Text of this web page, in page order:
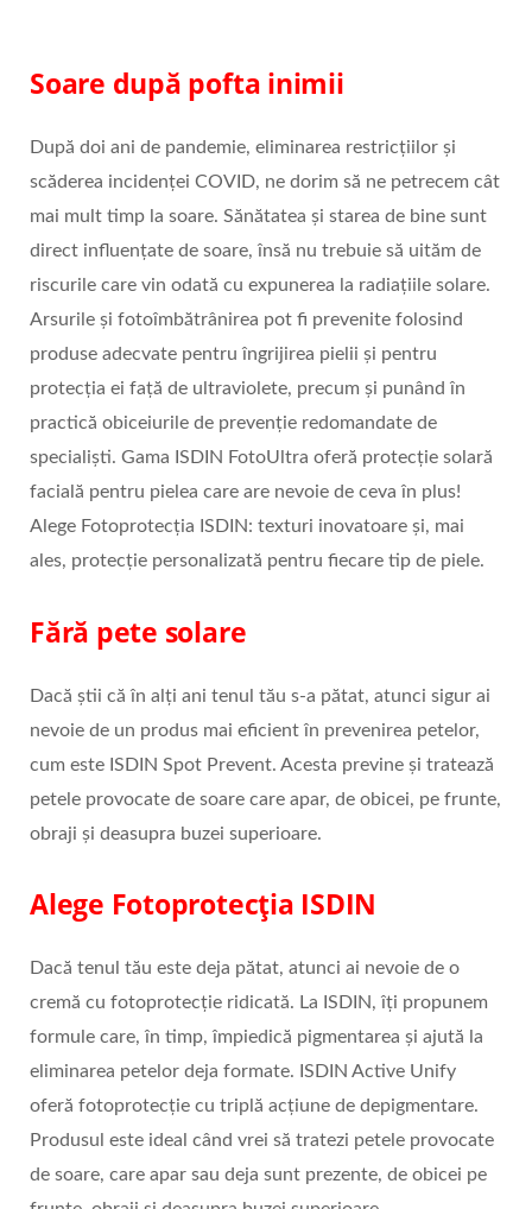
Soare după pofta inimii
După doi ani de pandemie, eliminarea restricțiilor și
scăderea incidenței COVID, ne dorim să ne petrecem cât
mai mult timp la soare. Sănătatea și starea de bine sunt
direct influențate de soare, însă nu trebuie să uităm de
riscurile care vin odată cu expunerea la radiațiile solare.
Arsurile și fotoîmbătrânirea pot fi prevenite folosind
produse adecvate pentru îngrijirea pielii și pentru
protecția ei față de ultraviolete, precum și punând în
practică obiceiurile de prevenție redomandate de
specialiști. Gama ISDIN FotoUltra oferă protecție solară
facială pentru pielea care are nevoie de ceva în plus!
Alege Fotoprotecția ISDIN: texturi inovatoare și, mai
ales, protecție personalizată pentru fiecare tip de piele.
Fără pete solare
Dacă știi că în alți ani tenul tău s-a pătat, atunci sigur ai
nevoie de un produs mai eficient în prevenirea petelor,
cum este ISDIN Spot Prevent. Acesta previne și tratează
petele provocate de soare care apar, de obicei, pe frunte,
obraji și deasupra buzei superioare.
Alege Fotoprotecția ISDIN
Dacă tenul tău este deja pătat, atunci ai nevoie de o
cremă cu fotoprotecție ridicată. La ISDIN, îți propunem
formule care, în timp, împiedică pigmentarea și ajută la
eliminarea petelor deja formate. ISDIN Active Unify
oferă fotoprotecție cu triplă acțiune de depigmentare.
Produsul este ideal când vrei să tratezi petele provocate
de soare, care apar sau deja sunt prezente, de obicei pe